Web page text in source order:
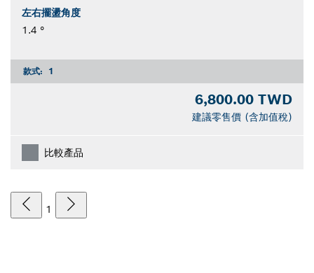
左右擺盪角度
1.4 °
款式: 1
6,800.00 TWD
建議零售價 (含加值稅)
比較產品
1